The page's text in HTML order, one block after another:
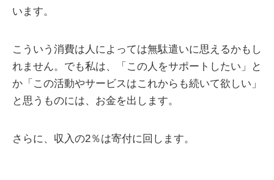
います。
こういう消費は人によっては無駄遣いに思えるかもし
れません。でも私は、「この人をサポートしたい」と
か「この活動やサービスはこれからも続いて欲しい」
と思うものには、お金を出します。
さらに、収入の2％は寄付に回します。